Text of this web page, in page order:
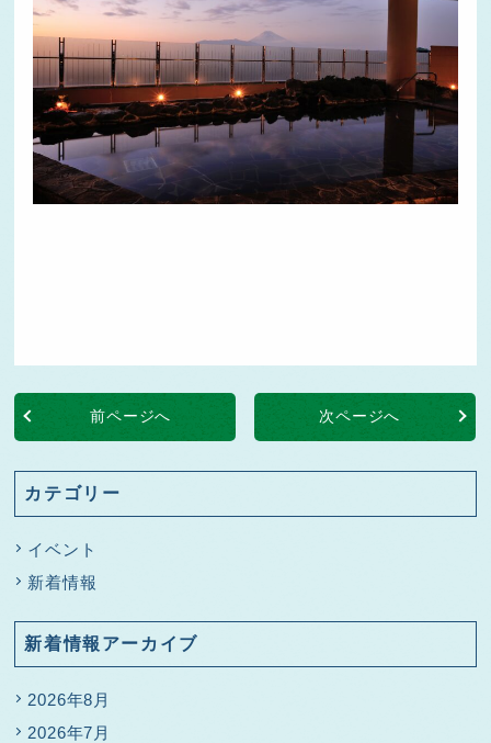
前ページへ 次ページへ
カテゴリー
イベント
新着情報
新着情報アーカイブ
2026年8月
2026年7月